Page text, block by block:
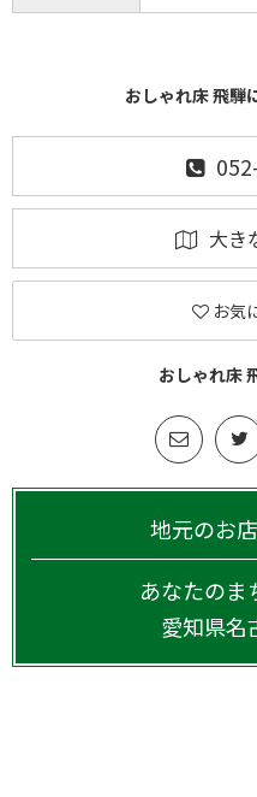
おしゃれ床 飛騨
大き
お気
おしゃれ床
地元のお
あなたのま
愛知県名